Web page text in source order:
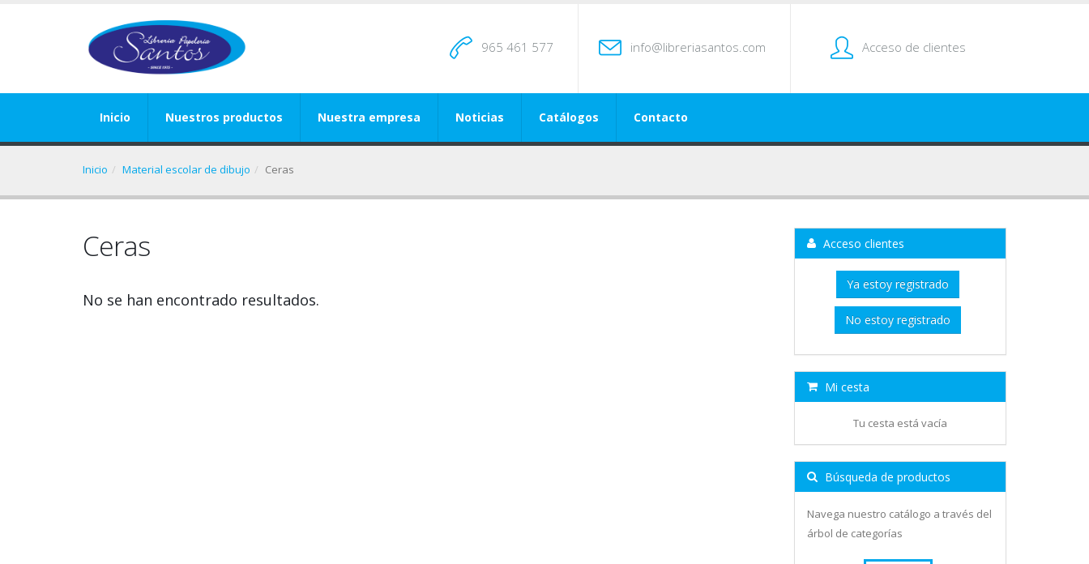
965 461 577 info@libreriasantos.com Acceso de clientes
Inicio Nuestros productos Nuestra empresa Noticias Catálogos Contacto
Inicio Material escolar de dibujo Ceras
Ceras
No se han encontrado resultados.
Acceso clientes
Ya estoy registrado
No estoy registrado
Mi cesta
Tu cesta está vacía
Búsqueda de productos
Navega nuestro catálogo a través del
árbol de categorías